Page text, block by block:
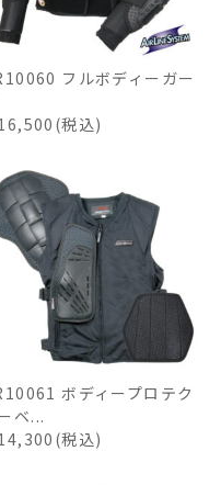
フルボディーガー
税込)
ボディープロテク
ベ...
税込)